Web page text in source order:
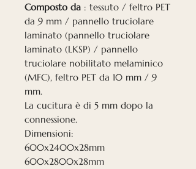
Composto da : tessuto / feltro PET
da 9 mm / pannello truciolare
laminato (pannello truciolare
laminato (LKSP) / pannello
truciolare nobilitato melaminico
(MFC), feltro PET da 10 mm / 9
mm.
La cucitura è di 5 mm dopo la
connessione.
Dimensioni:
600x2400x28mm
600x2800x28mm